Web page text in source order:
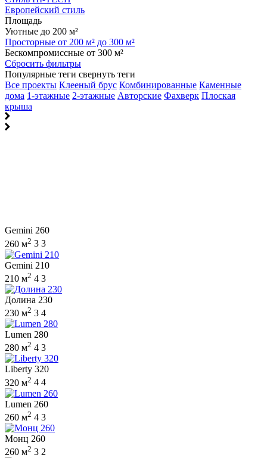
Европейский стиль
Площадь
Уютные до 200 м²
Просторные от 200 м² до 300 м²
Бескомпромиссные от 300 м²
Сбросить фильтры
Популярные теги свернуть теги
Все проекты Клееный брус Комбинированные Каменные
дома 1-этажные 2-этажные Авторские Фахверк Плоская
крыша
Gemini 260
260 м2 3 3
Gemini 210
210 м2 4 3
Долина 230
230 м2 3 4
Lumen 280
280 м2 4 3
Liberty 320
320 м2 4 4
Lumen 260
260 м2 4 3
Монц 260
260 м2 3 2